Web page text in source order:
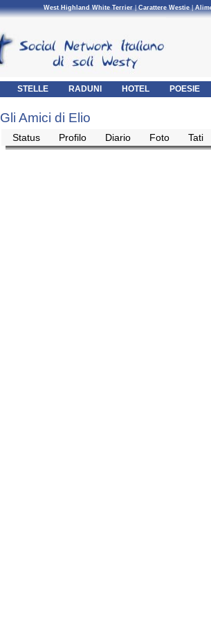
West Highland White Terrier|Carattere Westie|
STELLE RADUNI HOTEL POESIE
Gli Amici di Elio
Status Profilo Diario Foto Tati